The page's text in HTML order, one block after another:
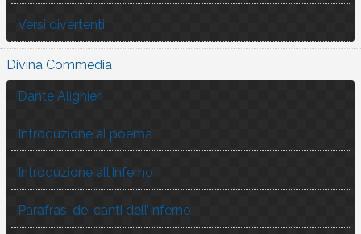
Versi divertenti
Divina Commedia
Dante Alighieri
Introduzione al poema
Introduzione all’Inferno
Parafrasi dei canti dell’Inferno